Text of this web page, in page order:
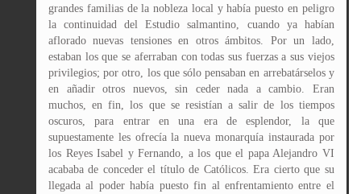
grandes familias de la nobleza local y había puesto en peligro
la continuidad del Estudio salmantino, cuando ya habían
aflorado nuevas tensiones en otros ámbitos. Por un lado,
estaban los que se aferraban con todas sus fuerzas a sus viejos
privilegios; por otro, los que sólo pensaban en arrebatárselos y
en añadir otros nuevos, sin ceder nada a cambio. Eran
muchos, en fin, los que se resistían a salir de los tiempos
oscuros, para entrar en una era de esplendor, la que
supuestamente les ofrecía la nueva monarquía instaurada por
los Reyes Isabel y Fernando, a los que el papa Alejandro VI
acababa de conceder el título de Católicos. Era cierto que su
llegada al poder había puesto fin al enfrentamiento entre el